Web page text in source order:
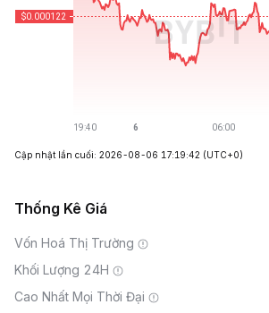
Cập nhật lần cuối: 2026-08-06 17:19:42 (UTC+0)
Thống Kê Giá
Vốn Hoá Thị Trường
Khối Lượng 24H
Cao Nhất Mọi Thời Đại